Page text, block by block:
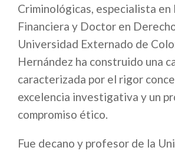
Criminológicas, especialista en
Financiera y Doctor en
Universidad Externado de
Hernández ha construido una
caracterizada por el rigor
excelencia investigativa y un
compromiso ético.
Fue decano y profesor de la